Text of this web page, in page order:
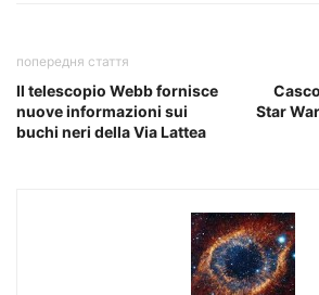
попередня стаття
Il telescopio Webb fornisce
nuove informazioni sui
buchi neri della Via Lattea
Star